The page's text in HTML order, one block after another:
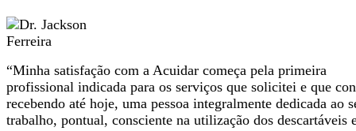
“Minha satisfação com a Acuidar começa pela primeira
profissional indicada para os serviços que solicitei e que
recebendo até hoje, uma pessoa integralmente dedicada ao
trabalho, pontual, consciente na utilização dos descartáveis